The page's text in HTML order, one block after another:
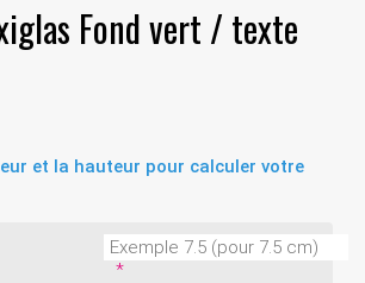
Fond vert / texte
et la hauteur pour calculer votre
*